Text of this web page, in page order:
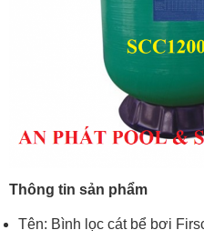
Thông tin sản phẩm
Tên: Bình lọc cát bể bơi